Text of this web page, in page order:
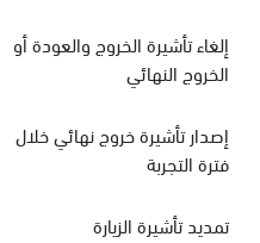
إلغاء تأشيرة الخروج والعودة أو
الخروج النهائي
إصدار تأشيرة خروج نهائي خلال
فترة التجربة
تمديد تأشيرة الزيارة